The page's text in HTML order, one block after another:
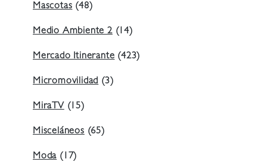
Mascotas (48)
Medio Ambiente 2(14)
Mercado Itinerante (423)
Micromovilidad (3)
MiraTV (15)
Misceláneos (65)
Moda (17)